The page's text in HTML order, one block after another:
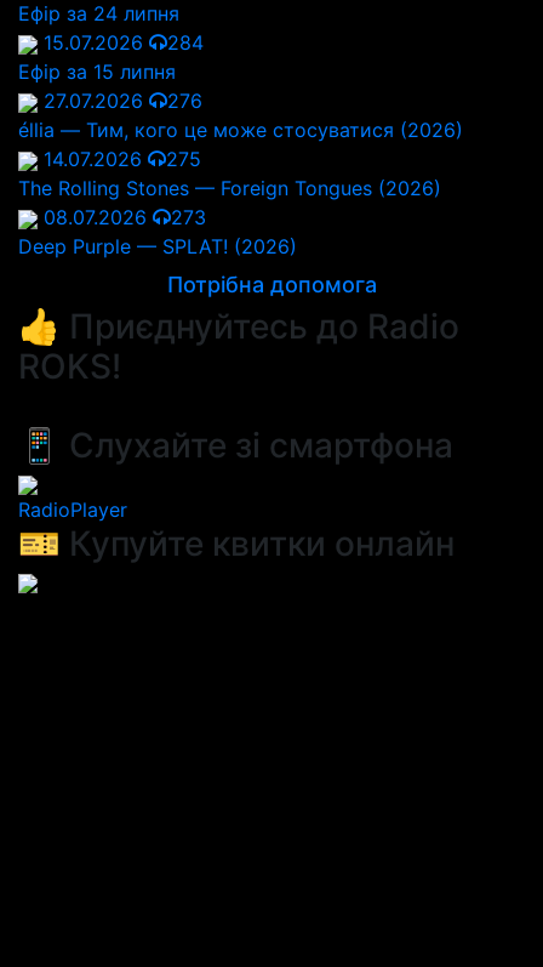
Ефір за 24 липня
15.07.2026
284
Ефір за 15 липня
27.07.2026
276
éllia — Тим, кого це може стосуватися (2026)
14.07.2026
275
The Rolling Stones — Foreign Tongues (2026)
08.07.2026
273
Deep Purple — SPLAT! (2026)
Потрібна допомога
👍 Приєднуйтесь до Radio
ROKS!
📱 Слухайте зі смартфона
RadioPlayer
🎫 Купуйте квитки онлайн